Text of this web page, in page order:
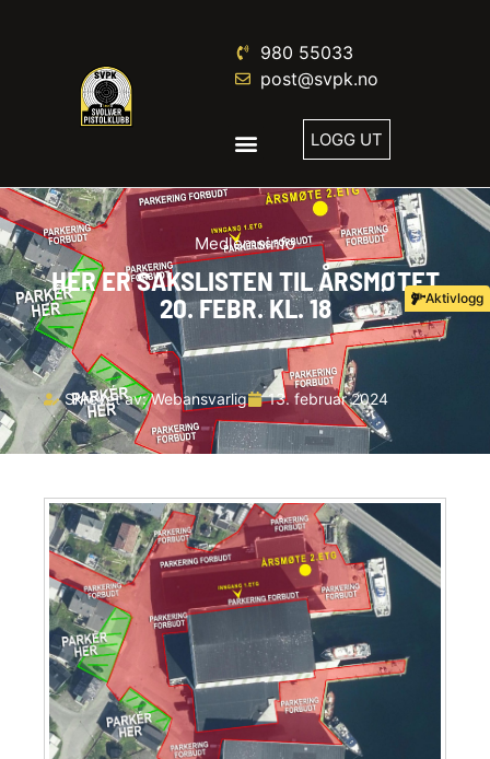
980 55033
post@svpk.no
LOGG UT
Aktivlogg
Medlemsinfo
HER ER SAKSLISTEN TIL ÅRSMØTET
20. FEBR. KL. 18
Skrevet av:Webansvarlig 13. februar 2024